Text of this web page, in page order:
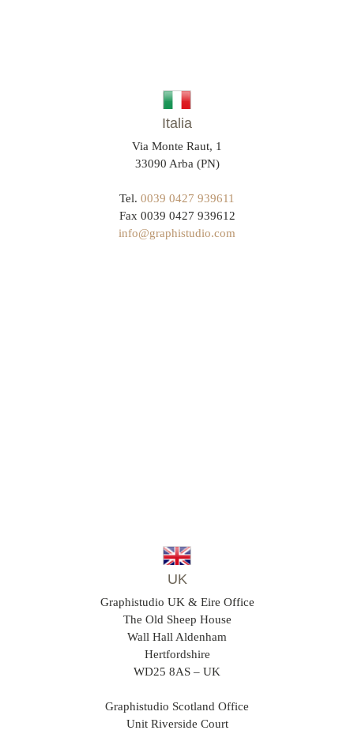
Italia
Via Monte Raut, 1
33090 Arba (PN)
Tel. 0039 0427 939611
Fax 0039 0427 939612
info@graphistudio.com
UK
Graphistudio UK & Eire Office
The Old Sheep House
Wall Hall Aldenham
Hertfordshire
WD25 8AS – UK
Graphistudio Scotland Office
Unit Riverside Court